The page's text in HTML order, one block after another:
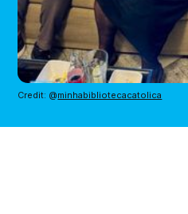
Credit: @minhabibliotecacatolica